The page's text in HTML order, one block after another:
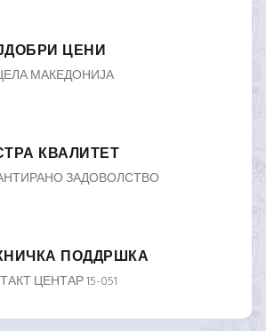
ЦЕНИ
МАКЕДОНИЈА
КВАЛИТЕТ
ЗАДОВОЛСТВО
ПОДДРШКА
ЦЕНТАР 15-051